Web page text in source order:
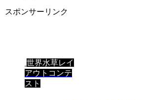
スポンサーリンク
世界水草レイ
アウトコンテ
スト